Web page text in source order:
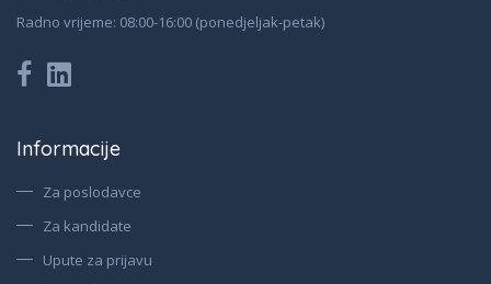
Radno vrijeme: 08:00-16:00 (ponedjeljak-petak)
Informacije
Za poslodavce
Za kandidate
Upute za prijavu